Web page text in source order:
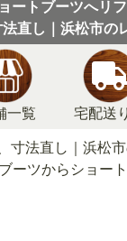
ートブーツへリ
直し｜浜松市の
一覧 宅配送
寸法直し｜浜松
ーツからショー